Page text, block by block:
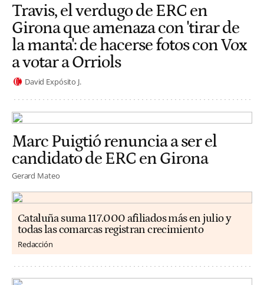
Travis, el verdugo de ERC en
Girona que amenaza con 'tirar de
la manta': de hacerse fotos con Vox
a votar a Orriols
David Expósito J.
Marc Puigtió renuncia a ser el
candidato de ERC en Girona
Gerard Mateo
Cataluña suma 117.000 afiliados más en julio y
todas las comarcas registran crecimiento
Redacción